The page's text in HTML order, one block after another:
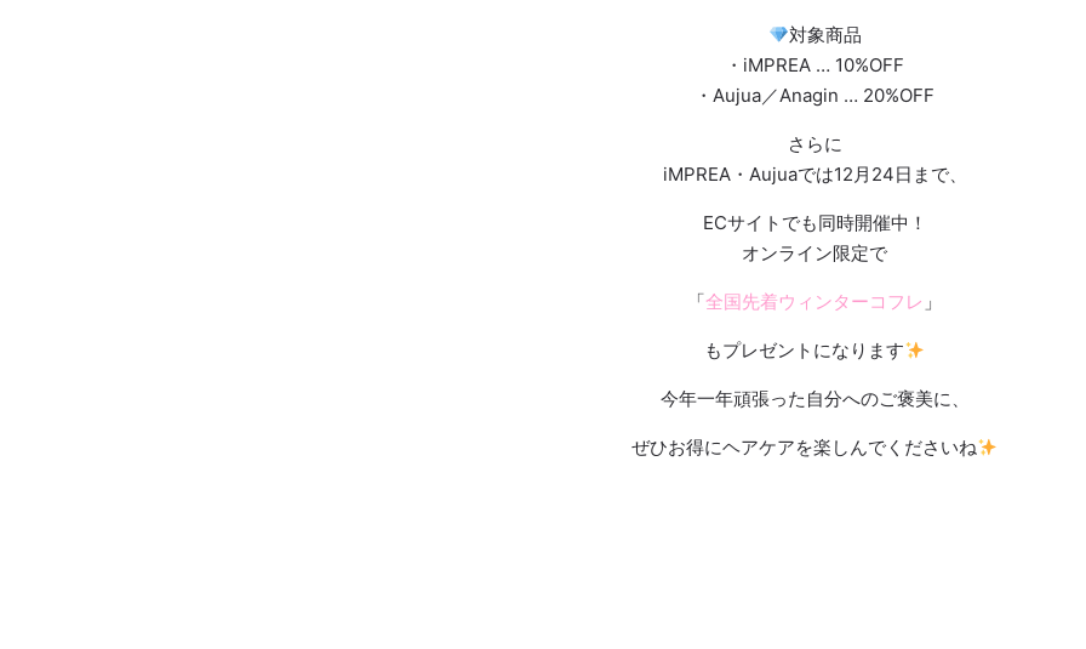
対象商品
・iMPREA … 10%OFF
・Aujua／Anagin … 20%OFF
さらに
iMPREA・Aujuaでは12月24日まで、
ECサイトでも同時開催中！
オンライン限定で
「全国先着ウィンターコフレ 」
もプレゼントになります
今年一年頑張った自分へのご褒美に、
ぜひお得にヘアケアを楽しんでくださいね